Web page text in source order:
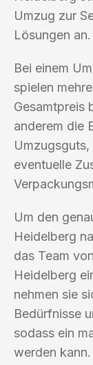
Umzug zur
Lösungen an.
Bei einem
spielen
Gesamtpreis
anderem die
eventuelle
Um den
Heidelberg
das Team
Heidelberg
nehmen sie
Bedürfnisse
sodass ein
werden kann.